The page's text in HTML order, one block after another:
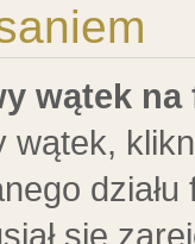
wątek na
się